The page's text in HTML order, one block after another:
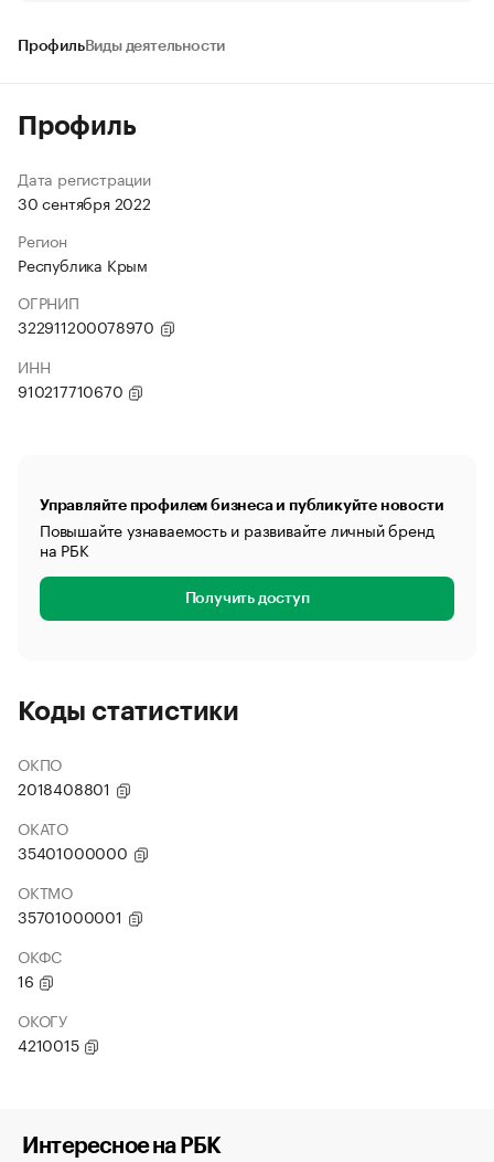
ПрофильВиды деятельности
Профиль
Дата регистрации
30 сентября 2022
Регион
Республика Крым
ОГРНИП
322911200078970
ИНН
910217710670
Управляйте профилем бизнеса и публикуйте новости
Повышайте узнаваемость и развивайте личный бренд
на РБК
Получить доступ
Коды статистики
ОКПО
2018408801
ОКАТО
35401000000
ОКТМО
35701000001
ОКФС
16
ОКОГУ
4210015
Интересное на РБК